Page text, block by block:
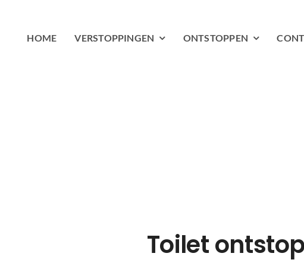
HOME VERSTOPPINGEN ONTSTOPPEN
Toilet